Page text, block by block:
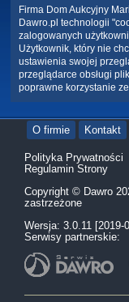
Firma Dom Aukcyjny
Dawro.pl technologii
zalogowanych
Użytkownik, który nie
ustawienia swojej
przeglądarce obsługi
poprawne korzystanie
O firmie Kontakt
Polityka Prywatności
Regulamin Strony
Copyright © Dawro
zastrzeżone
Wersja: 3.0.11 [2019-
Serwisy partnerskie: